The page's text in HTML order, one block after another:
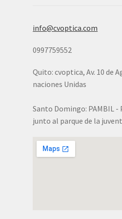
info@cvoptica.com
0997759552
Quito: cvoptica, Av. 10 de
naciones Unidas
Santo Domingo: PAMBIL -
junto al parque de la